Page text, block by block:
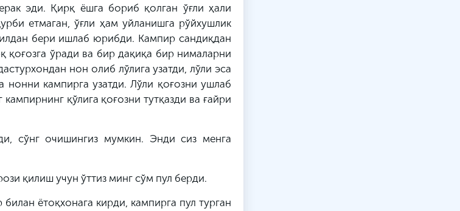
эди. Қирқ ёшга бориб қолган ўғли ҳали
етмаган, ўғли ҳам уйланишга рўйхушлик
бери ишлаб юрибди. Кампир сандиқдан
ўради ва бир дақиқа бир нималарни
нон олиб лўлига узатди, лўли эса
кампирга узатди. Лўли қоғозни ушлаб
қўлига қоғозни тутқазди ва ғайри
сўнг очишингиз мумкин. Энди сиз менга
қилиш учун ўттиз минг сўм пул берди.
ётоқхонага кирди, кампирга пул турган